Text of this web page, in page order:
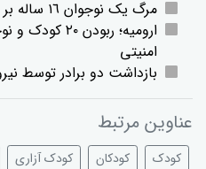
مرگ یک نوجوان ١٦ سالە بر اثر حادثە کار
ارومیە؛ ربودن
امنیتی
بازداشت دو برادر توسط
عناوین مرتبط
کودک کودکان کودک آزاری